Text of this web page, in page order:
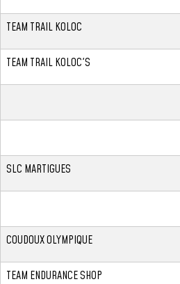
TEAM TRAIL KOLOC
TEAM TRAIL KOLOC'S
SLC MARTIGUES
COUDOUX OLYMPIQUE
TEAM ENDURANCE SHOP